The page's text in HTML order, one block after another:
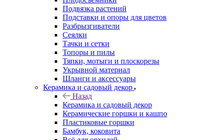
Подвязка растений
Подставки и опоры для цветов
Разбрызгиватели
Сеялки
Тачки и сетки
Топоры и пилы
Тяпки, мотыги и плоскорезы
Укрывной материал
Шланги и аксессуары
Керамика и садовый декор
Назад
Керамика и садовый декор
Керамические горшки и кашпо
Пластиковые горшки
Бамбук, коковита